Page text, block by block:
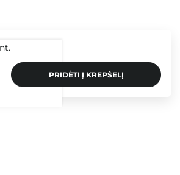
PRIDĖTI Į KREPŠELĮ